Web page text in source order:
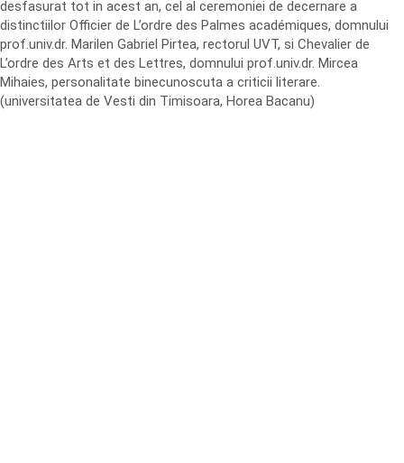
desfasurat tot in acest an, cel al ceremoniei de decernare a
distinctiilor Officier de L’ordre des Palmes académiques, domnului
prof.univ.dr. Marilen Gabriel Pirtea, rectorul UVT, si Chevalier de
L’ordre des Arts et des Lettres, domnului prof.univ.dr. Mircea
Mihaies, personalitate binecunoscuta a criticii literare.
(universitatea de Vesti din Timisoara, Horea Bacanu)